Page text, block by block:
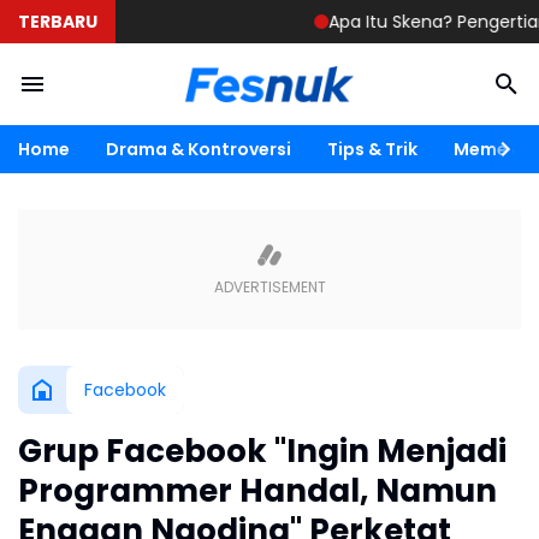
TERBARU Apa Itu Skena? Pengertian
Home Drama & Kontroversi Tips & Trik Meme &
Facebook
Grup Facebook "Ingin Menjadi
Programmer Handal, Namun